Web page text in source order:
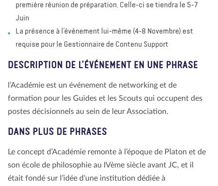
première réunion de préparation. Celle-ci se tiendra le 5-7
Juin
La présence à l’événement lui-même (4-8 Novembre) est
requise pour le Gestionnaire de Contenu Support
DESCRIPTION DE L’ÉVÉNEMENT EN UNE PHRASE
l’Académie est un événement de networking et de
formation pour les Guides et les Scouts qui occupent des
postes décisionnels au sein de leur Association.
DANS PLUS DE PHRASES
Le concept d’Académie remonte à l’époque de Platon et de
son école de philosophie au IVème siècle avant JC, et il
était fondé sur l’idée d’une institution dédiée à